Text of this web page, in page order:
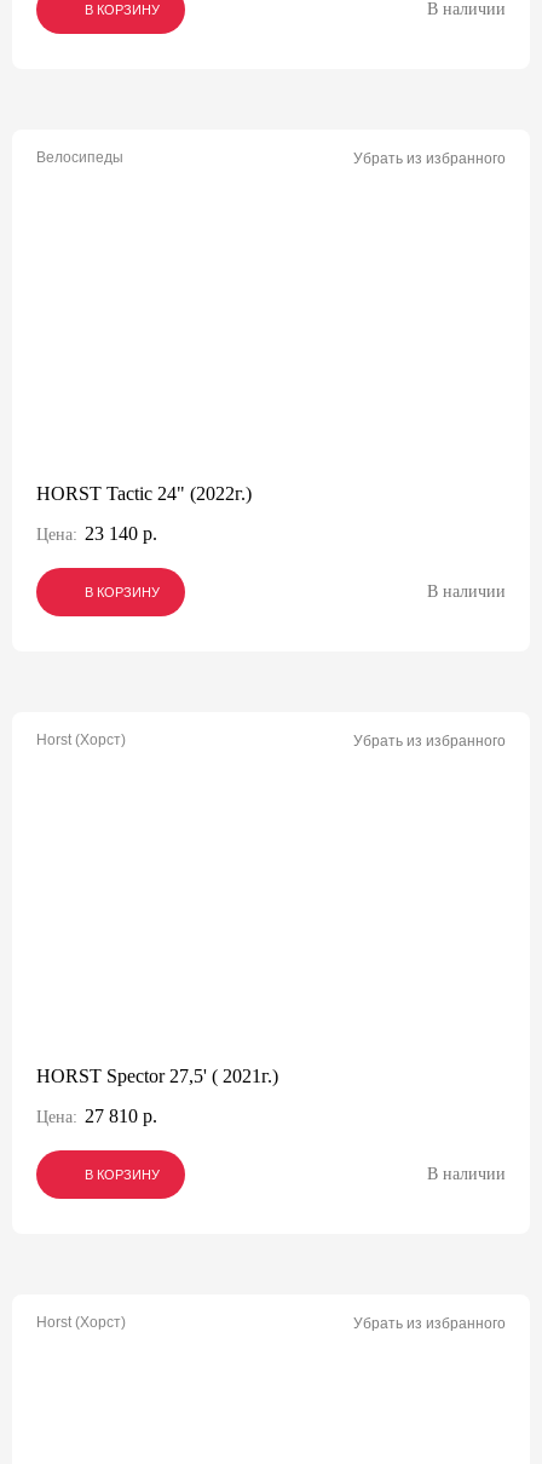
В КОРЗИНУ
В КОРЗИНУ
В КОРЗИНУ В наличии
Велосипеды Убрать из избранного
HORST Tactic 24" (2022г.)
Цена: 23 140 р.
В КОРЗИНУ
В КОРЗИНУ
В КОРЗИНУ В наличии
Horst (Хорст) Убрать из избранного
HORST Spector 27,5' ( 2021г.)
Цена: 27 810 р.
В КОРЗИНУ
В КОРЗИНУ
В КОРЗИНУ В наличии
Horst (Хорст) Убрать из избранного